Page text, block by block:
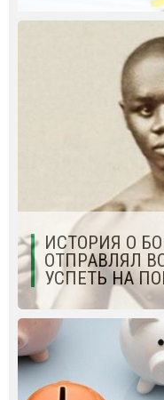
ИСТОРИЯ О
ОТПРАВЛЯЛ
УСПЕТЬ НА